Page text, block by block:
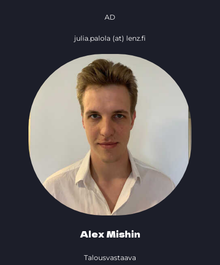
AD
julia.palola (at) lenz.fi
Alex Mishin
Talousvastaava